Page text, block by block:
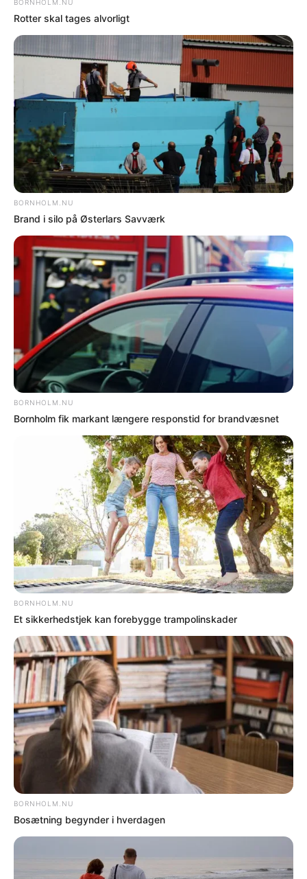
NYHEDER
Fire bilister fik fartbøder i Rønne
NYHEDER
Fartbøder til 23 bilister i Allinge
NYHEDER
Bornholms nye gigantfærge sat i produktion